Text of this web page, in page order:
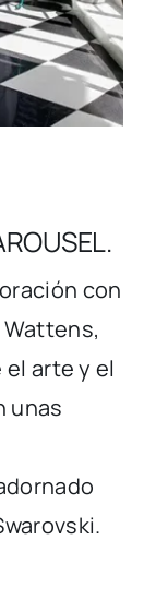
con
Wattens,
arte y el
unas